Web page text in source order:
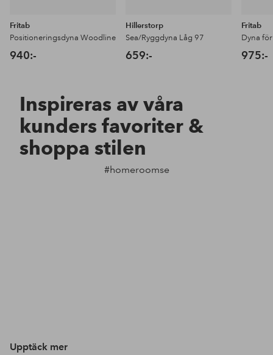
Fritab
Positioneringsdyna Woodline
940:-
Hillerstorp
Sea/Ryggdyna Låg 97
659:-
Fritab
975:-
Inspireras av våra
kunders favoriter &
shoppa stilen
#homeroomse
Upptäck mer